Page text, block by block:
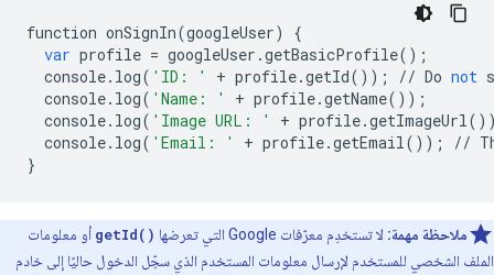
function onSignIn(googleUser)
{
var profile = googleUser .getBasicProfile();
console. log( 'ID: ' + profile.getId()); // Do not
console. log( 'Name: ' + profile.getName());
console. log( 'Image URL: ' + profile.getImageUrl
console. log( 'Email: ' + profile.getEmail()); //
}
ملاحظة مهمة: لا تستخدِم معرّفات Google التي تعرضها getId() أو معلومات
الملف الشخصي للمستخدم لإرسال معلومات المستخدم الذي سجّل الدخول حاليًا إلى خادم